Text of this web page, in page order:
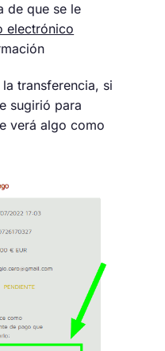
de que se le
electrónico
transferencia, si
sugirió para
verá algo como